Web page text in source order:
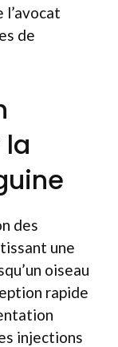
de
des
une
oiseau
rapide
injections